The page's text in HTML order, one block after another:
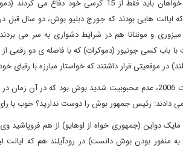
که ایالت هایی بودند که جورج دبلیو بوش، دو سال
با باب کسی جونیور (دموکرات) که با فاصله ی دو رقمی
در موقعیتی قرار داشتند که خواستار مبارزه با رقبای
می دادند: رئیس جمهور بوش را دوست ندارید؟ خوب با